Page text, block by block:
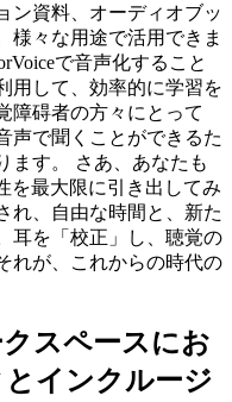
ン資料、オーディオブッ
様々な用途で活用できま
で音声化すること
用して、効率的に学習を
障碍者の方々にとって
声で聞くことができるた
ます。 さあ、あなたも
を最大限に引き出してみ
れ、自由な時間と、新た
耳を「校正」し、聴覚の
れが、これからの時代の
スペースにお
インクルージ